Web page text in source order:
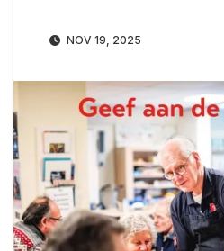
NOV 19, 2025